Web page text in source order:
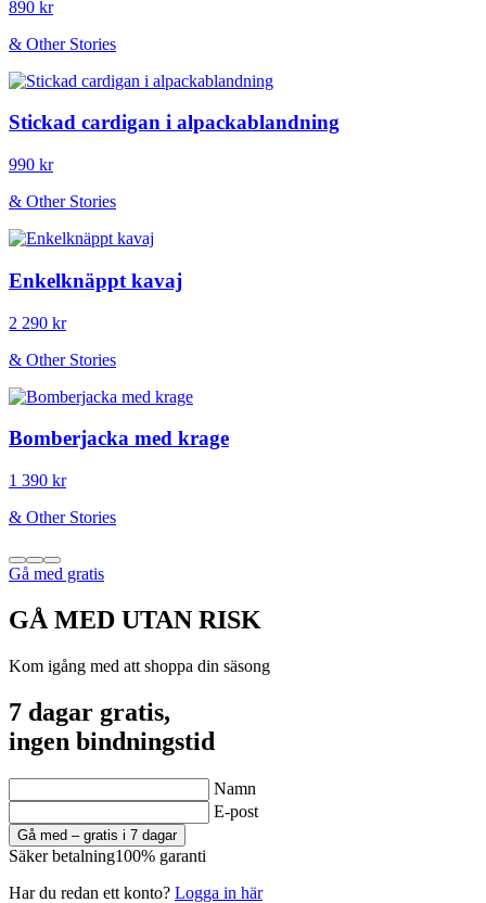
890 kr
& Other Stories
Stickad cardigan i alpackablandning
990 kr
& Other Stories
Enkelknäppt kavaj
2 290 kr
& Other Stories
Bomberjacka med krage
1 390 kr
& Other Stories
Gå med gratis
GÅ MED UTAN RISK
Kom igång med att shoppa din säsong
7 dagar gratis,
ingen bindningstid
Namn
E-post
Gå med – gratis i 7 dagar
Säker betalning100% garanti
Har du redan ett konto? Logga in här